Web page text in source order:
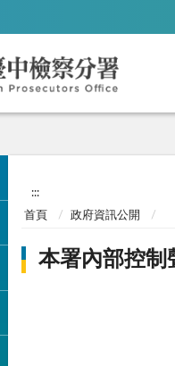
:::
首頁 政府資訊公開
本署內部控制